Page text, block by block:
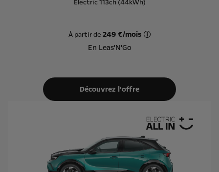
Electric 113ch (44kWh)
À partir de 249 €/mois
En Leas'N'Go
Découvrez l'offre